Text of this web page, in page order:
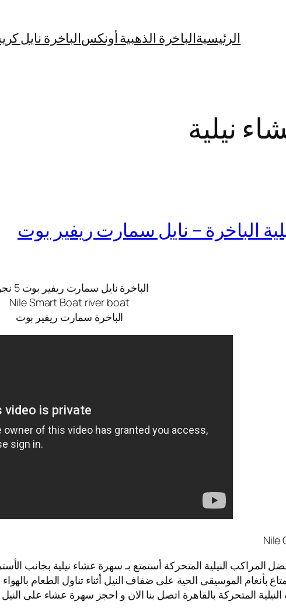
الرئيسيةالباخرة الذهبية أونكسالباخرة نايل
نيلية
الباخرة – نايل سمارت ريفير بوت
الباخرة نايل سمارت ريفير بوت 5 نجوم
Nile Smart Boat river boat
الباخرة سمارت ريفير بوت
المراكب النيلية المتحركة أستمتع بـ سهرة عشاء نيلية بجانب
بأنغام الموسيقى الحية على ضفاف النيل أثناء تناول الطعام
المتحركة بالقاهرة اتصل بنا الان و احجز سهرة عشاء على النيل